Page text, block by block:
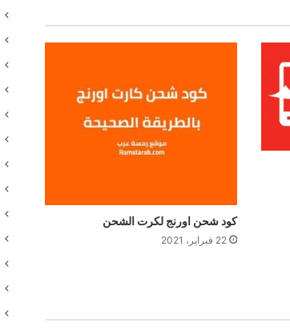
كود شحن اورنج لكرت الشحن
22 فبراير، 2021